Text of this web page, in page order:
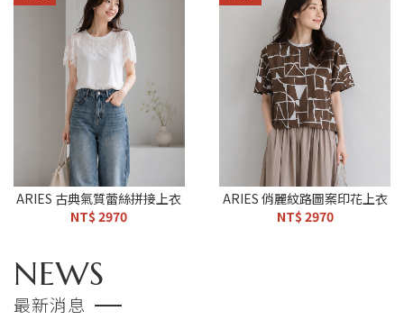
ARIES 古典氣質蕾絲拼接上衣
NT$ 2970
ARIES 俏麗紋路圖案印花上衣
NT$ 2970
NEWS
最新消息